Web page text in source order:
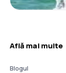
Află mai multe
Blogul